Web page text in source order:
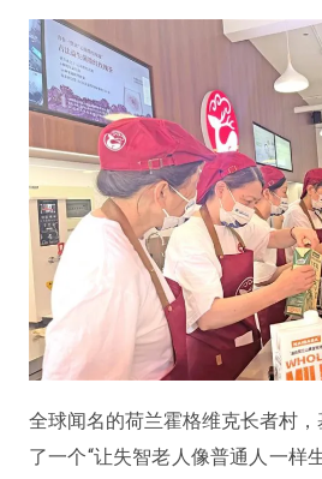
全球闻名的荷兰霍格维克长者村
了一个“让失智老人像普通人一样